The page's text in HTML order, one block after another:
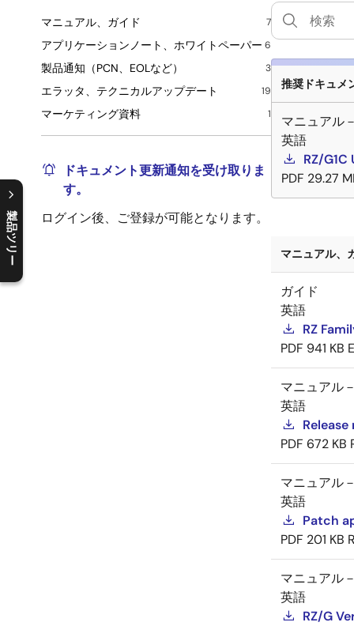
製品ツリー
C
l
o
s
e
p
r
o
d
u
c
t
t
r
e
e
m
e
n
O
p
e
n
p
r
o
d
u
c
t
t
r
e
e
m
e
n
マニュアル、ガイド 7
アプリケーションノート、ホワイトペーパー 6
製品通知（PCN、EOLなど） 3
エラッタ、テクニカルアップデート 19
マーケティング資料 1
ドキュメント更新通知を受け取りま
す。
ログイン後、ご登録が可能となります。
推奨ドキュメ
マニュアル
英語
RZ/
PDF 29.27
マニュアル、
ガイド
英語
RZ
PDF 941 KB
マニュアル
英語
PDF 672 KB
マニュアル
英語
Patch
PDF 201 KB
マニュアル
英語
RZ/G